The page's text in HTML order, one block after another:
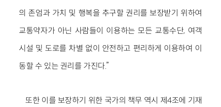
의 존엄과 가치 및 행복을 추구할 권리를 보장받기 위하여
교통약자가 아닌 사람들이 이용하는 모든 교통수단, 여객
시설 및 도로를 차별 없이 안전하고 편리하게 이용하여 이
동할 수 있는 권리를 가진다.”
또한 이를 보장하기 위한 국가의 책무 역시 제4조에 기재